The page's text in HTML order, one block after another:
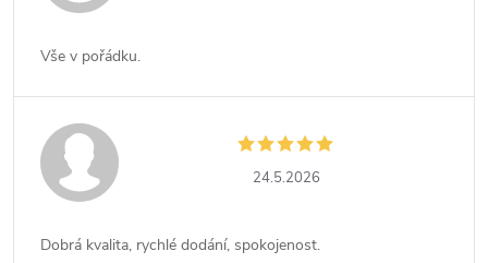
Vše v pořádku.
24.5.2026
Dobrá kvalita, rychlé dodání, spokojenost.